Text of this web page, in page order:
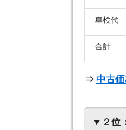
車検代
合計
⇒ 中古
▼２位